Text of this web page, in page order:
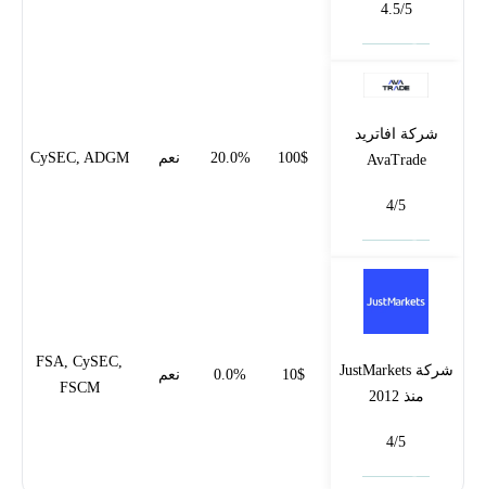
4.5/5
شركة افاتريد
AvaTrade
4/5
100$
20.0% نعم CySEC, ADGM
شركة JustMarkets
منذ 2012
4/5
10$
0.0% نعم
FSA, CySEC,
FSCM